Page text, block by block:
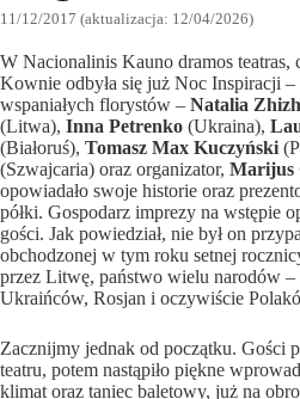
11/12/2017 (aktualizacja: 12/04/2026)
W Nacionalinis Kauno dramos teatras,
Kownie odbyła się już Noc Inspiracji
wspaniałych florystów – Natalia
(Litwa), Inna Petrenko (Ukraina),
(Białoruś), Tomasz Max Kuczyński
(Szwajcaria) oraz organizator, Marijus
opowiadało swoje historie oraz
półki. Gospodarz imprezy na wstępie
gości. Jak powiedział, nie był on
obchodzonej w tym roku setnej
przez Litwę, państwo wielu narodów
Ukraińców, Rosjan i oczywiście
Zacznijmy jednak od początku. Gości
teatru, potem nastąpiło piękne
klimat oraz taniec baletowy, już na